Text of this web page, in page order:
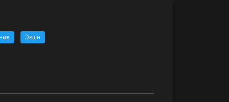
Экшн